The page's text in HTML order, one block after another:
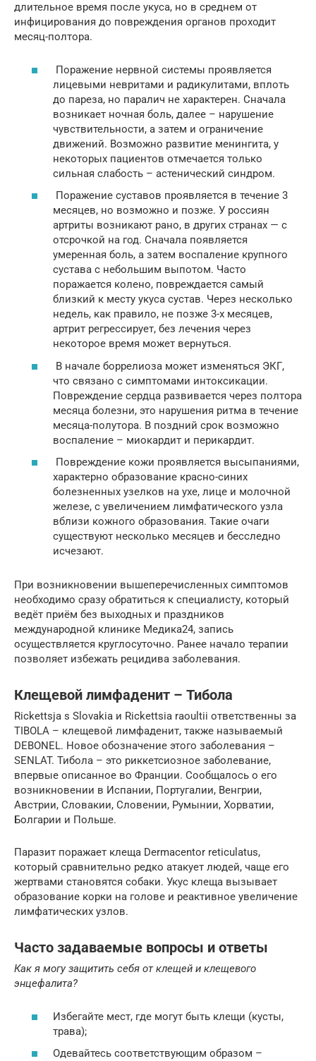
длительное время после укуса, но в среднем от
инфицирования до повреждения органов проходит
месяц-полтора.
Поражение нервной системы проявляется
лицевыми невритами и радикулитами, вплоть
до пареза, но паралич не характерен. Сначала
возникает ночная боль, далее – нарушение
чувствительности, а затем и ограничение
движений. Возможно развитие менингита, у
некоторых пациентов отмечается только
сильная слабость – астенический синдром.
Поражение суставов проявляется в течение 3
месяцев, но возможно и позже. У россиян
артриты возникают рано, в других странах — с
отсрочкой на год. Сначала появляется
умеренная боль, а затем воспаление крупного
сустава с небольшим выпотом. Часто
поражается колено, повреждается самый
близкий к месту укуса сустав. Через несколько
недель, как правило, не позже 3-х месяцев,
артрит регрессирует, без лечения через
некоторое время может вернуться.
В начале боррелиоза может изменяться ЭКГ,
что связано с симптомами интоксикации.
Повреждение сердца развивается через полтора
месяца болезни, это нарушения ритма в течение
месяца-полутора. В поздний срок возможно
воспаление – миокардит и перикардит.
Повреждение кожи проявляется высыпаниями,
характерно образование красно-синих
болезненных узелков на ухе, лице и молочной
железе, с увеличением лимфатического узла
вблизи кожного образования. Такие очаги
существуют несколько месяцев и бесследно
исчезают.
При возникновении вышеперечисленных симптомов
необходимо сразу обратиться к специалисту, который
ведёт приём без выходных и праздников
международной клинике Медика24, запись
осуществляется круглосуточно. Ранее начало терапии
позволяет избежать рецидива заболевания.
Клещевой лимфаденит – Тибола
Rickettsja s Slovakia и Rickettsia raoultii ответственны за
TIBOLA – клещевой лимфаденит, также называемый
DEBONEL. Новое обозначение этого заболевания –
SENLAT. Тибола – это риккетсиозное заболевание,
впервые описанное во Франции. Сообщалось о его
возникновении в Испании, Португалии, Венгрии,
Австрии, Словакии, Словении, Румынии, Хорватии,
Болгарии и Польше.
Паразит поражает клеща Dermacentor reticulatus,
который сравнительно редко атакует людей, чаще его
жертвами становятся собаки. Укус клеща вызывает
образование корки на голове и реактивное увеличение
лимфатических узлов.
Часто задаваемые вопросы и ответы
Как я могу защитить себя от клещей и клещевого
энцефалита?
Избегайте мест, где могут быть клещи (кусты,
трава);
Одевайтесь соответствующим образом –